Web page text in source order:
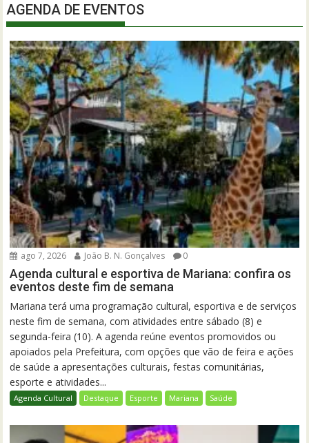
AGENDA DE EVENTOS
ago 7, 2026 João B. N. Gonçalves 0
Agenda cultural e esportiva de Mariana: confira os
eventos deste fim de semana
Mariana terá uma programação cultural, esportiva e de serviços
neste fim de semana, com atividades entre sábado (8) e
segunda-feira (10). A agenda reúne eventos promovidos ou
apoiados pela Prefeitura, com opções que vão de feira e ações
de saúde a apresentações culturais, festas comunitárias,
esporte e atividades...
Agenda Cultural Destaque Esporte Mariana Saúde